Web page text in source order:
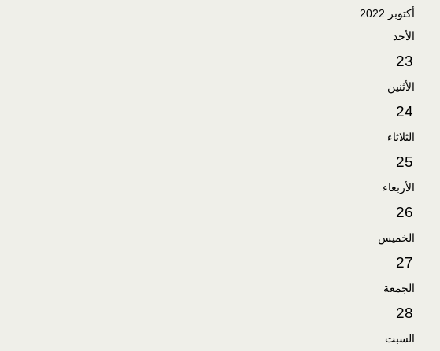
أكتوبر 2022
الأحد
23
الأثنين
24
الثلاثاء
25
الأربعاء
26
الخميس
27
الجمعة
28
السبت